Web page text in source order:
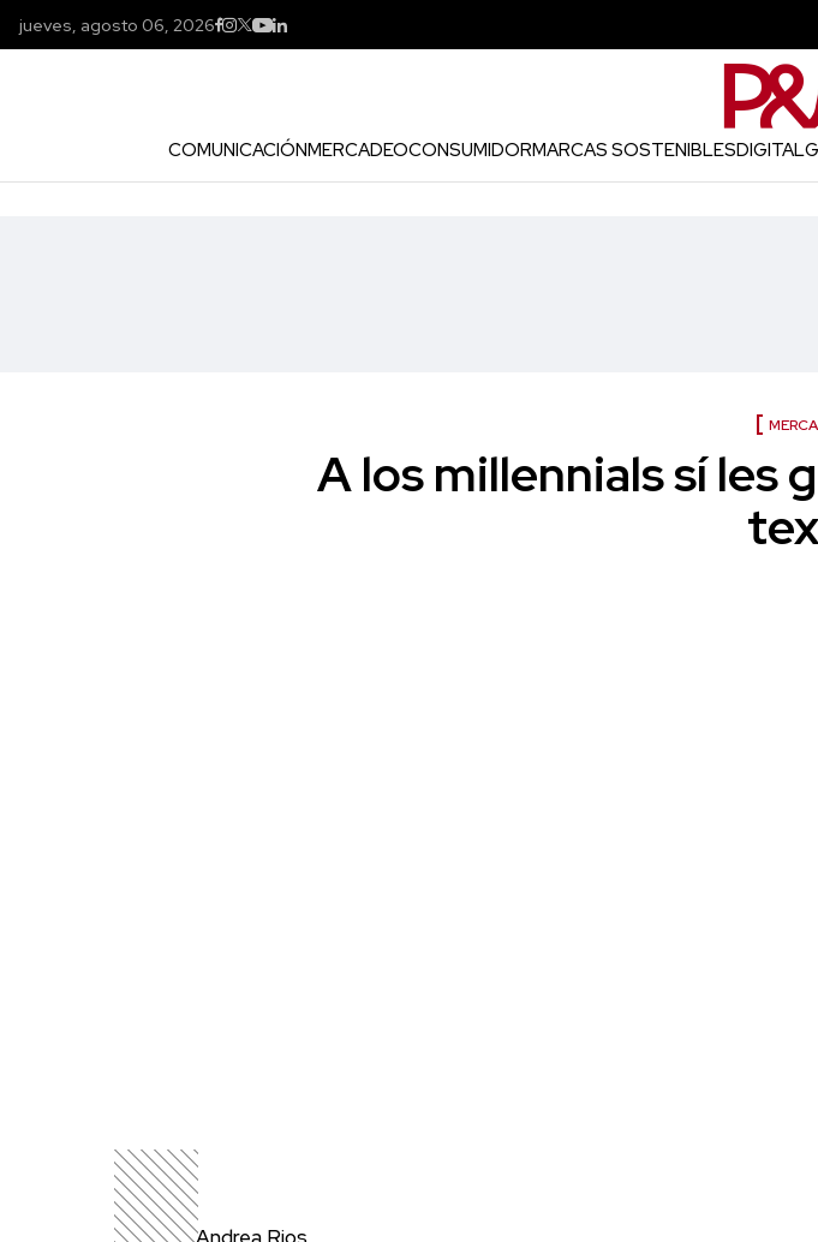
jueves, agosto 06, 2026
COMUNICACIÓNMERCADEOCONSUMIDORMARCAS SOSTENIBLESDIGITAL
A los millennials sí les